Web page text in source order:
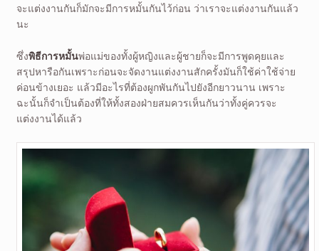
จะแต่งงานกันก็มักจะมีการหมั้นกันไว้ก่อน ว่าเราจะแต่งงานกันแล้ว
นะ
ซึ่งพิธีการหมั้นพ่อแม่ของทั้งผู้หญิงและผู้ชายก็จะมีการพูดคุยและ
สรุปหารือกันเพราะก่อนจะจัดงานแต่งงานสักครั้งมันก็ใช้ค่าใช้จ่าย
ค่อนข้างเยอะ แล้วมีอะไรที่ต้องผูกพันกันไปยังอีกยาวนาน เพราะ
ฉะนั้นก็จำเป็นต้องที่ให้ทั้งสองฝ่ายสมควรเห็นกันว่าทั้งคู่ควรจะ
แต่งงานได้แล้ว